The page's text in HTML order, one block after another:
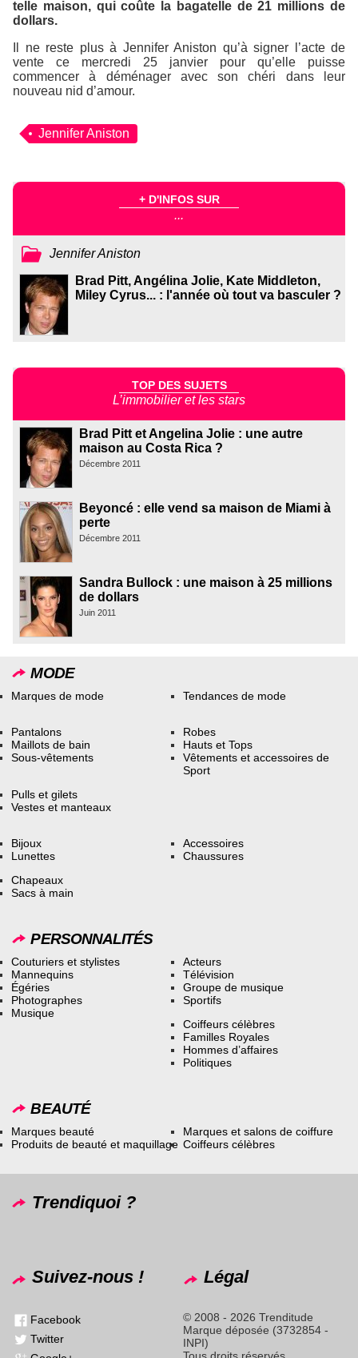
telle maison, qui coûte la bagatelle de 21 millions de
dollars.
Il ne reste plus à Jennifer Aniston qu’à signer l’acte de
vente ce mercredi 25 janvier pour qu’elle puisse
commencer à déménager avec son chéri dans leur
nouveau nid d’amour.
Jennifer Aniston
+ D'INFOS SUR
...
Jennifer Aniston
Brad Pitt, Angélina Jolie, Kate Middleton,
Miley Cyrus... : l'année où tout va basculer ?
TOP DES SUJETS
L’immobilier et les stars
Brad Pitt et Angelina Jolie : une autre
maison au Costa Rica ?
Décembre 2011
Beyoncé : elle vend sa maison de Miami à
perte
Décembre 2011
Sandra Bullock : une maison à 25 millions
de dollars
Juin 2011
MODE
Marques de mode Tendances de mode
Pantalons
Maillots de bain
Sous-vêtements
Robes
Hauts et Tops
Vêtements et accessoires de
Sport
Pulls et gilets
Vestes et manteaux
Bijoux
Lunettes
Accessoires
Chaussures
Chapeaux
Sacs à main
PERSONNALITÉS
Couturiers et stylistes
Mannequins
Égéries
Photographes
Musique
Acteurs
Télévision
Groupe de musique
Sportifs
Coiffeurs célèbres
Familles Royales
Hommes d’affaires
Politiques
BEAUTÉ
Marques beauté
Produits de beauté et maquillage
Marques et salons de coiffure
Coiffeurs célèbres
Trendiquoi ?
Suivez-nous !
Facebook
Twitter
Légal
© 2008 - 2026 Trenditude
Marque déposée (3732854 -
INPI)